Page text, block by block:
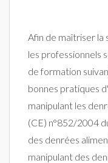
Afin de maîtriser la
les professionnels
de formation
bonnes pratiques
manipulant les
(CE) n°852/2004
des denrées
manipulant des